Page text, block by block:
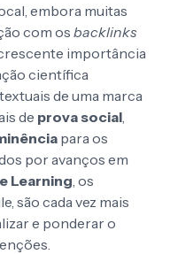
embora muitas
com osbacklinks
importância
científica
de uma marca
de prova social
para os
por avanços em
Learning , os
são cada vez mais
e ponderar o